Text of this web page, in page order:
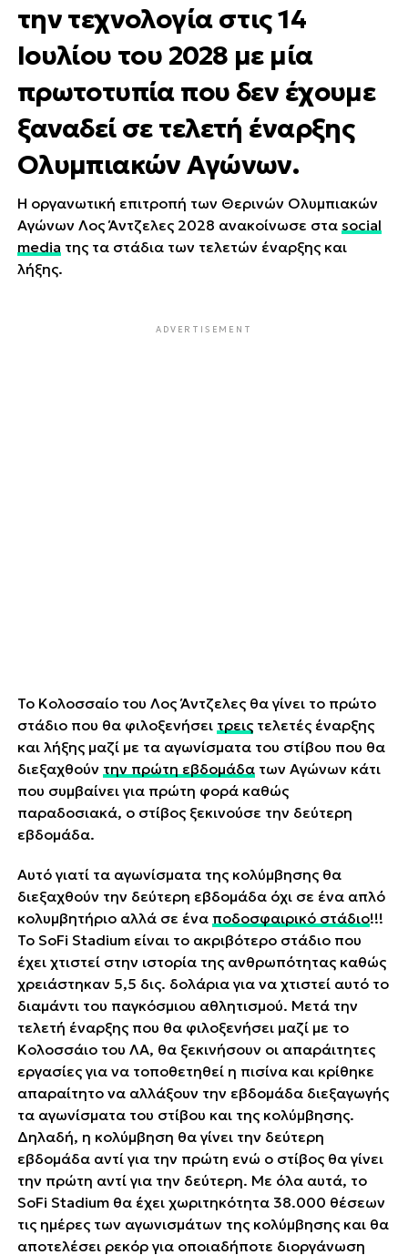
την τεχνολογίαστις 14
Ιουλίου του 2028 με μία
πρωτοτυπία που δεν έχουμε
ξαναδεί σε τελετή έναρξης
Ολυμπιακών Αγώνων.
Η οργανωτική επιτροπή των Θερινών Ολυμπιακών
Αγώνων Λος Άντζελες 2028 ανακοίνωσε στα social
media της τα στάδια των τελετών έναρξης και
λήξης.
ADVERTISEMENT
Το Κολοσσαίο του Λος Άντζελες θα γίνει το πρώτο
στάδιο που θα φιλοξενήσει τρειςτελετές έναρξης
και λήξης μαζί με τα αγωνίσματα του στίβου που θα
διεξαχθούν την πρώτη εβδομάδατων Αγώνων κάτι
που συμβαίνει για πρώτη φορά καθώς
παραδοσιακά, ο στίβος ξεκινούσε την δεύτερη
εβδομάδα.
Αυτό γιατί τα αγωνίσματα της κολύμβησης θα
διεξαχθούν την δεύτερη εβδομάδα όχι σε ένα απλό
κολυμβητήριο αλλά σε ένα ποδοσφαιρικό στάδιο!!!
Το SoFi Stadium είναι το ακριβότερο στάδιο που
έχει χτιστεί στην ιστορία της ανθρωπότητας καθώς
χρειάστηκαν 5,5 δις. δολάρια για να χτιστεί αυτό το
διαμάντι του παγκόσμιου αθλητισμού. Μετά την
τελετή έναρξης που θα φιλοξενήσει μαζί με το
Κολοσσάιο του ΛΑ, θα ξεκινήσουν οι απαράιτητες
εργασίες για να τοποθετηθεί η πισίνα και κρίθηκε
απαραίτητο να αλλάξουν την εβδομάδα διεξαγωγής
τα αγωνίσματα του στίβου και της κολύμβησης.
Δηλαδή, η κολύμβηση θα γίνει την δεύτερη
εβδομάδα αντί για την πρώτη ενώ ο στίβος θα γίνει
την πρώτη αντί για την δεύτερη. Με όλα αυτά, το
SoFi Stadium θα έχει χωριτηκότητα 38.000 θέσεων
τις ημέρες των αγωνισμάτων της κολύμβησης και θα
αποτελέσει ρεκόρ για οποιαδήποτε διοργάνωση